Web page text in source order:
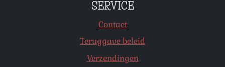
SERVICE
Contact
Teruggave beleid
Verzendingen